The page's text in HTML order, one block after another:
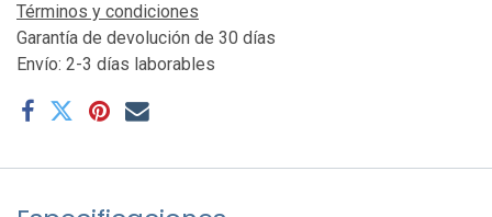
Términos y condiciones
Garantía de devolución de 30 días
Envío: 2-3 días laborables